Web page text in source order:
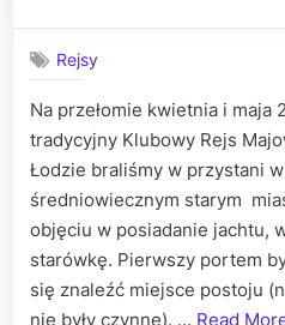
Rejsy
Na przełomie kwietnia i maja
tradycyjny Klubowy Rejs
Łodzie braliśmy w przystani
średniowiecznym starym
objęciu w posiadanie jachtu,
starówkę. Pierwszy portem
się znaleźć miejsce postoju
nie były czynne). … Read